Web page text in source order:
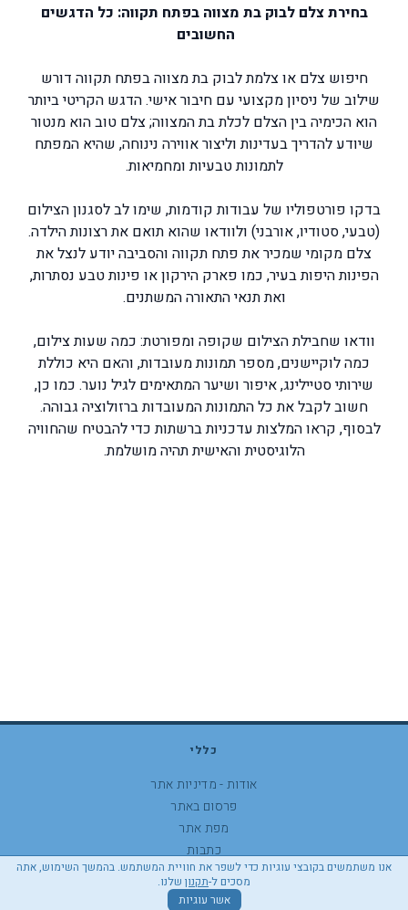
בחירת צלם לבוק בת מצווה בפתח תקווה: כל הדגשים
החשובים
חיפוש צלם או צלמת לבוק בת מצווה בפתח תקווה דורש
שילוב של ניסיון מקצועי עם חיבור אישי. הדגש הקריטי ביותר
הוא הכימיה בין הצלם לכלת בת המצווה; צלם טוב הוא מנטור
שיודע להדריך בעדינות וליצור אווירה נינוחה, שהיא המפתח
לתמונות טבעיות ומחמיאות.
בדקו פורטפוליו של עבודות קודמות, שימו לב לסגנון הצילום
(טבעי, סטודיו, אורבני) ולוודאו שהוא תואם את רצונות הילדה.
צלם מקומי שמכיר את פתח תקווה והסביבה יודע לנצל את
הפינות היפות בעיר, כמו פארק הירקון או פינות טבע נסתרות,
ואת תנאי התאורה המשתנים.
וודאו שחבילת הצילום שקופה ומפורטת: כמה שעות צילום,
כמה לוקיישנים, מספר תמונות מעובדות, והאם היא כוללת
שירותי סטיילינג, איפור ושיער המתאימים לגיל נוער. כמו כן,
חשוב לקבל את כל התמונות המעובדות ברזולוציה גבוהה.
לבסוף, קראו המלצות עדכניות ברשתות כדי להבטיח שהחוויה
הלוגיסטית והאישית תהיה מושלמת.
אנו משתמשים בקובצי עוגיות כדי לשפר את חוויית המשתמש. בהמשך השימוש, אתה
מסכים ל-תקנון שלנו.
אשר עוגיות
כללי
אודות - מדיניות אתר
פרסום באתר
מפת אתר
כתבות
התהרת נגישות